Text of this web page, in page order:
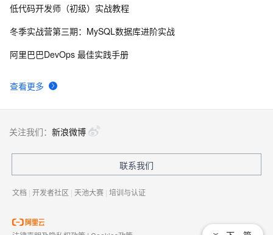
8 透视与正交之外的奇妙视界：深入解析Unity游戏开发中
秘与技巧
机制
查看更多
低代码开发师（初级）实战教程
冬季实战营第三期：MySQL数据库进阶实战
阿里巴巴DevOps 最佳实践手册
关注我们： 新浪微博
联系我们
文档 | 开发者社区 | 天池大赛 | 培训与认证